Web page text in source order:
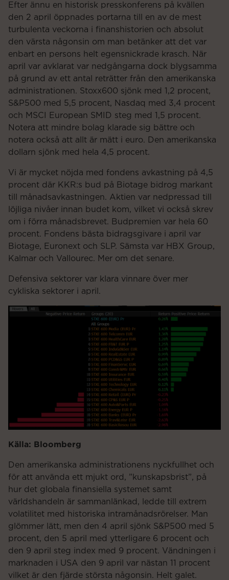
Efter ännu en historisk presskonferens på kvällen
den 2 april öppnades portarna till en av de mest
turbulenta veckorna i finanshistorien och absolut
den värsta någonsin om man betänker att det var
enbart en persons helt egensnickrade krasch. När
april var avklarat var nedgångarna dock blygsamma
på grund av ett antal reträtter från den amerikanska
administrationen. Stoxx600 sjönk med 1,2 procent,
S&P500 med 5,5 procent, Nasdaq med 3,4 procent
och MSCI European SMID steg med 1,5 procent.
Notera att mindre bolag klarade sig bättre och
notera också att allt är mätt i euro. Den amerikanska
dollarn sjönk med hela 4,5 procent.
Vi är mycket nöjda med fondens avkastning på 4,5
procent där KKR:s bud på Biotage bidrog markant
till månadsavkastningen. Aktien var nedpressad till
löjliga nivåer innan budet kom, vilket vi också skrev
om i förra månadsbrevet. Budpremien var hela 60
procent. Fondens bästa bidragsgivare i april var
Biotage, Euronext och SLP. Sämsta var HBX Group,
Kalmar och Vallourec. Mer om det senare.
Defensiva sektorer var klara vinnare över mer
cykliska sektorer i april.
Källa: Bloomberg
Den amerikanska administrationens nyckfullhet och
för att använda ett mjukt ord, ”kunskapsbrist”, på
hur det globala finansiella systemet samt
världshandeln är sammanlänkad, ledde till extrem
volatilitet med historiska intramånadsrörelser. Man
glömmer lätt, men den 4 april sjönk S&P500 med 5
procent, den 5 april med ytterligare 6 procent och
den 9 april steg index med 9 procent. Vändningen i
marknaden i USA den 9 april var nästan 11 procent
vilket är den fjärde största någonsin. Helt galet.